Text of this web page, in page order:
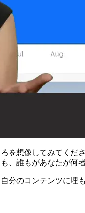
を想像してみてく
、誰もがあなたが何
分のコンテンツに埋